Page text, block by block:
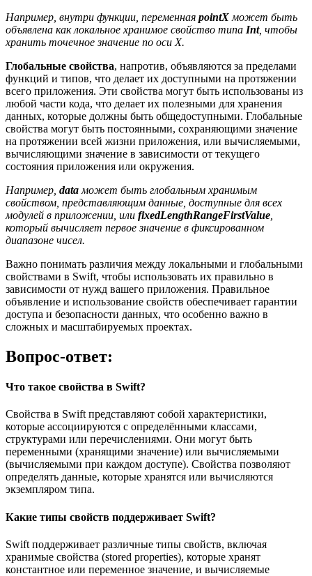
Например, внутри функции, переменная pointX может быть
объявлена как локальное хранимое свойство типа Int, чтобы
хранить точечное значение по оси X.
Глобальные свойства, напротив, объявляются за пределами
функций и типов, что делает их доступными на протяжении
всего приложения. Эти свойства могут быть использованы из
любой части кода, что делает их полезными для хранения
данных, которые должны быть общедоступными. Глобальные
свойства могут быть постоянными, сохраняющими значение
на протяжении всей жизни приложения, или вычисляемыми,
вычисляющими значение в зависимости от текущего
состояния приложения или окружения.
Например, data может быть глобальным хранимым
свойством, представляющим данные, доступные для всех
модулей в приложении, или fixedLengthRangeFirstValue
который вычисляет первое значение в фиксированном
диапазоне чисел.
Важно понимать различия между локальными и глобальными
свойствами в Swift, чтобы использовать их правильно в
зависимости от нужд вашего приложения. Правильное
объявление и использование свойств обеспечивает гарантии
доступа и безопасности данных, что особенно важно в
сложных и масштабируемых проектах.
Вопрос-ответ:
Что такое свойства в Swift?
Свойства в Swift представляют собой характеристики,
которые ассоциируются с определёнными классами,
структурами или перечислениями. Они могут быть
переменными (хранящими значение) или вычисляемыми
(вычисляемыми при каждом доступе). Свойства позволяют
определять данные, которые хранятся или вычисляются
экземпляром типа.
Какие типы свойств поддерживает Swift?
Swift поддерживает различные типы свойств, включая
хранимые свойства (stored properties), которые хранят
константное или переменное значение, и вычисляемые